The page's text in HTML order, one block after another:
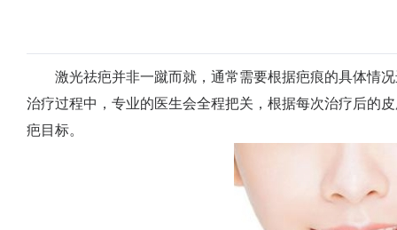
激光祛疤并非一蹴而就，通常需要根据疤痕的具体情况
治疗过程中，专业的医生会全程把关，根据每次治疗后的
疤目标。